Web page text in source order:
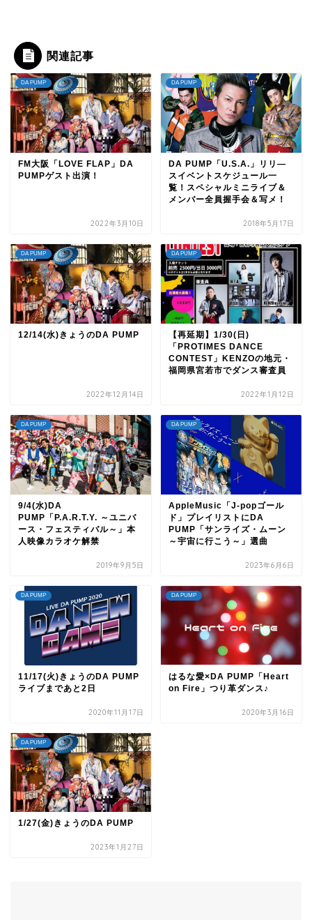
関連記事
DA PUMP
FM大阪「LOVE FLAP」DA
PUMPゲスト出演！
2022年3月10日
DA PUMP
DA PUMP「U.S.A.」リリ―
スイベントスケジュール一
覧！スペシャルミニライブ＆
メンバー全員握手会＆写メ！
2018年5月17日
DA PUMP
12/14(水)きょうのDA PUMP
2022年12月14日
DA PUMP
【再延期】1/30(日)
「PROTIMES DANCE
CONTEST」KENZOの地元・
福岡県宮若市でダンス審査員
2022年1月12日
DA PUMP
9/4(水)DA
PUMP「P.A.R.T.Y. ～ユニバ
ース・フェスティバル～」本
人映像カラオケ解禁
2019年9月5日
DA PUMP
AppleMusic「J-popゴール
ド」プレイリストにDA
PUMP「サンライズ・ムーン
～宇宙に行こう～」選曲
2023年6月6日
DA PUMP
11/17(火)きょうのDA PUMP
ライブまであと2日
2020年11月17日
DA PUMP
はるな愛×DA PUMP「Heart
on Fire」つり革ダンス♪
2020年3月16日
DA PUMP
1/27(金)きょうのDA PUMP
2023年1月27日